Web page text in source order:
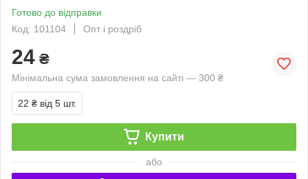
Готово до відправки
Код: 101104
Опт і роздріб
24 ₴
Мінімальна сума замовлення на сайті — 300 ₴
22 ₴ від 5 шт.
Купити
або